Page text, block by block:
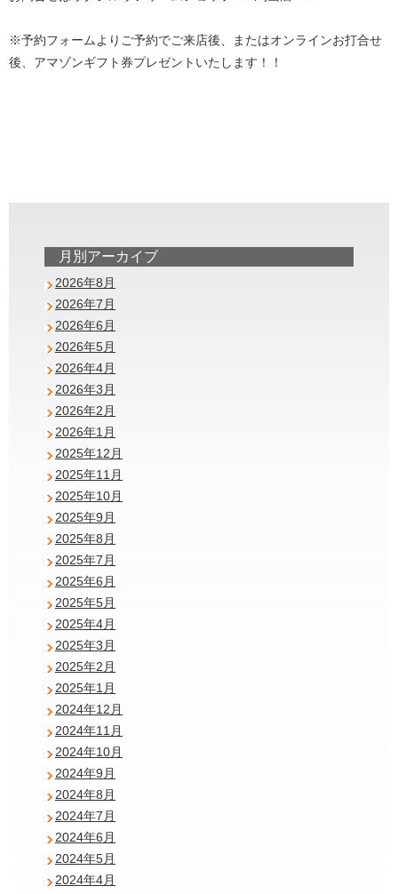
※予約フォームよりご予約でご来店後、またはオンラインお打合せ
後、アマゾンギフト券プレゼントいたします！！
月別アーカイブ
2026年8月
2026年7月
2026年6月
2026年5月
2026年4月
2026年3月
2026年2月
2026年1月
2025年12月
2025年11月
2025年10月
2025年9月
2025年8月
2025年7月
2025年6月
2025年5月
2025年4月
2025年3月
2025年2月
2025年1月
2024年12月
2024年11月
2024年10月
2024年9月
2024年8月
2024年7月
2024年6月
2024年5月
2024年4月